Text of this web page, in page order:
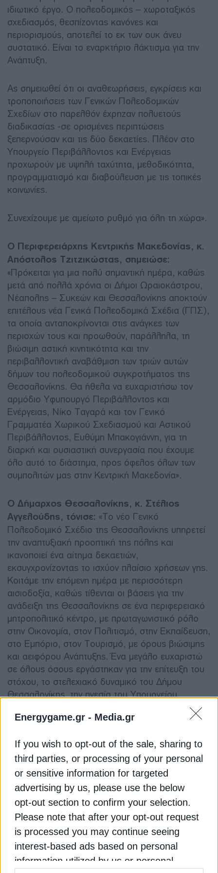
Energygame.gr - Media.gr
If you wish to opt-out of the sale, sharing to
third parties, or processing of your personal
or sensitive information for targeted
advertising by us, please use the below
opt-out section to confirm your selection.
Please note that after your opt-out request
is processed you may continue seeing
interest-based ads based on personal
information utilized by us or personal
ιδιωτικό έργο. Ο πολεοδομικός – χωροταξικός
σχεδιασμός, θεσπίζοντας κανόνες και
περιορισμούς, αποτελεί το εκ των ουκ άνευ
συστατικό. Είναι το εναρκτήριο λάκτισμα για την
Ανάπτυξη.
Ας σημειωθεί ότι οι αναθεωρήσεις, εγκρίσεις και
τροποποιήσεις των Γενικών Πολεοδομικών
Σχεδίων στο παρελθόν έχρηζαν πολυετούς
διαδικασίας -σε ορισμένες περιπτώσεις
ξεπερνούσαν και τις δύο δεκαετίες. Πλέον στο
Υπουργείο Περιβάλλοντος και Ενέργειας
προχωρούν με υψηλή ταχύτητα, μεθοδικότητα,
προγραμματισμό και διαβούλευση με τις τοπικές
κοινωνίες.
Συνεχίζουμε με αμείωτο ρυθμό για όλη τη χώρα».
Ο Περιφερειάρχης Κεντρικής Μακεδονίας, κ.
Απόστολος Τζιτζικώστας, σημειώσε:
«Πρόκειται για μια πολύ σημαντική ημέρα, καθώς
μετά από πολλά χρόνια οι Δήμοι Ωραιοκάστρου,
Νέαπολης – Συκεών και Θεσσαλονίκης αποκτούν
επιτέλους νέα Γενικά Πολεοδομικά Σχέδια (ΓΠΣ),
τα οποία ανταποκρίνονται στις ανάγκες των
περιοχών τους και προωθούν, παράλληλα, τη
βιώσιμη αστική κινητικότητα και την
περιβαλλοντική αναβάθμιση των τριών αυτών
δήμων του πολεοδομικού συγκροτήματος της
Θεσσαλονίκης. Θα ήθελα να ευχαριστήσω τον
αρμόδιο Υφυπουργό Περιβάλλοντος και
Ενέργειας, Νίκο Ταγαρά και τον Γενικό
Γραμματέα Χωρικού Σχεδιασμού και Αστικού
Περιβάλλοντος, Ευθύμη Μπακογιάννη, για τη
διαρκή και ουσιαστική συνεργασία που έχουμε
όλο αυτό το διάστημα, προς όφελος όλων των
συμπολιτών μας στην Κεντρική Μακεδονία».
Ο Δήμαρχος Θεσσαλονίκης, κ. Στέλιος
Αγγελούδης, τόνισε: «Το νέο Γενικό
Πολεοδομικό Σχέδιο της Θεσσαλονίκης υπηρετεί
την αναπτυξιακή προοπτική της πόλης και
ικανοποιεί ένα αίτημα δεκαετιών,
εκσυγχρονίζοντας το ισχύον πλαίσιο χρήσεων γης.
Κοιτάμε την επόμενη ημέρα με περισσότερη
αισιοδοξία, καθώς τίθενται οι βάσεις για την
ανάδειξη της Θεσσαλονίκης σε ένα περιφερειακό
μητροπολιτικό κέντρο, με πρωταγωνιστικό ρόλο
στην Οικονομία, στον Πολιτισμό, στην Εκπαίδευση,
στο Εμπόριο, στον Τουρισμό, με όρους βιώσιμης
και αειφόρου Ανάπτυξης. Ένα μεγάλο ευχαριστώ
σε όλους όσους εργάστηκαν για την επίτευξη του
στόχου, το στελεχιακό δυναμικό του Δήμου
Θεσσαλονίκης, την ηγεσία του Υπουργείου
συνέβαλαν ώστε να γίνει πράξη το κορυφαίο αυτό
αύριο!».
Ο Δήμαρχος Ωραιοκάστρου, κ. Παντελής
Τσακίρης, επισήμανε:«Με την έγκριση του
Γενικού Πολεοδομικού Σχεδίου του
Ωραιοκάστρου ο Δήμος Ωραιοκάστρου εισέρχεται
σε μια νέα εποχή ανάπτυξης και εξωστρέφειας. Η
γη αποκτά πρόσθετη αξία και αξιοποιείται με τον
καλύτερο δυνατό τρόπο. Πλέον, πολίτες,
μηχανικοί, δικηγόροι, επενδυτές και κάθε